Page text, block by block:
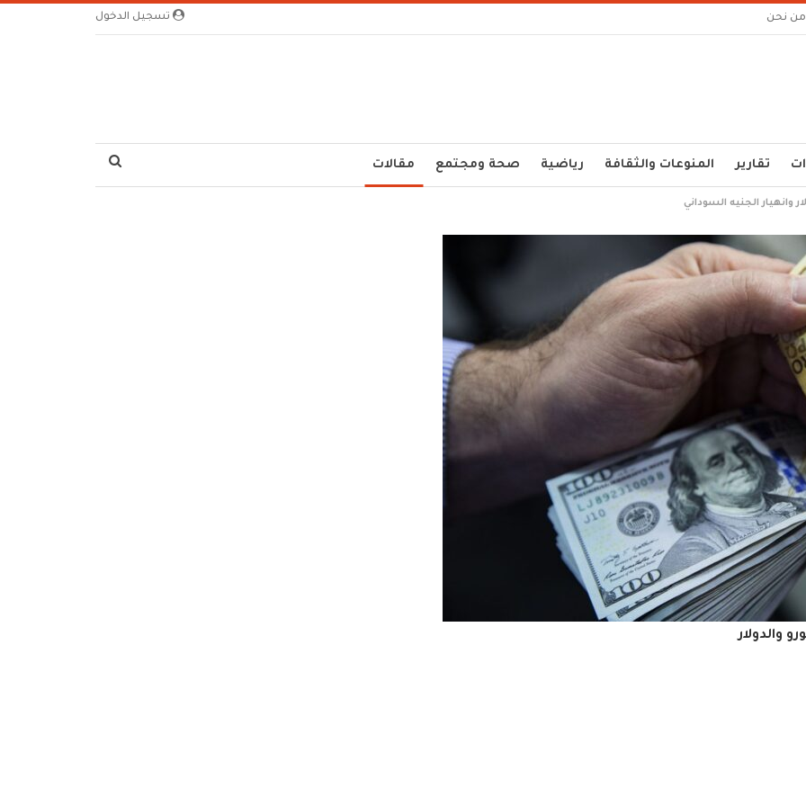
تسجيل الدخول من نحن
تقارير المنوعات والثقافة رياضية صحة ومجتمع مقالات
وانهيار الجنيه السوداني
والدولار